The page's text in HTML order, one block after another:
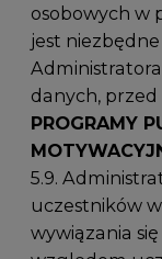
osobowych w
jest
danych,
PROGRAMY
5.9.
uczestników
wywiązania